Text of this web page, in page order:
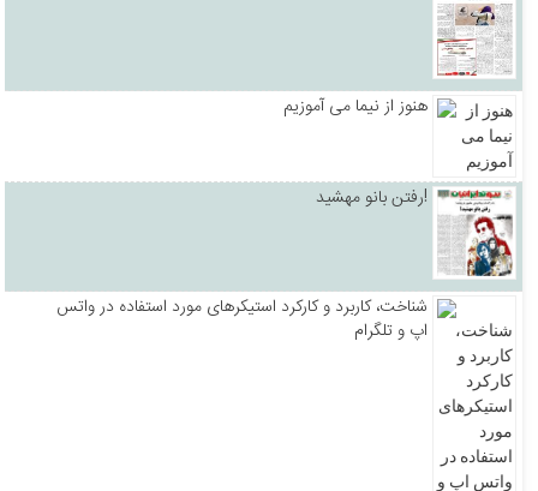
هنوز از نیما می آموزیم
رفتن بانو مهشید!
شناخت، کاربرد و کارکرد استیکرهای مورد استفاده در واتس
اپ و تلگرام